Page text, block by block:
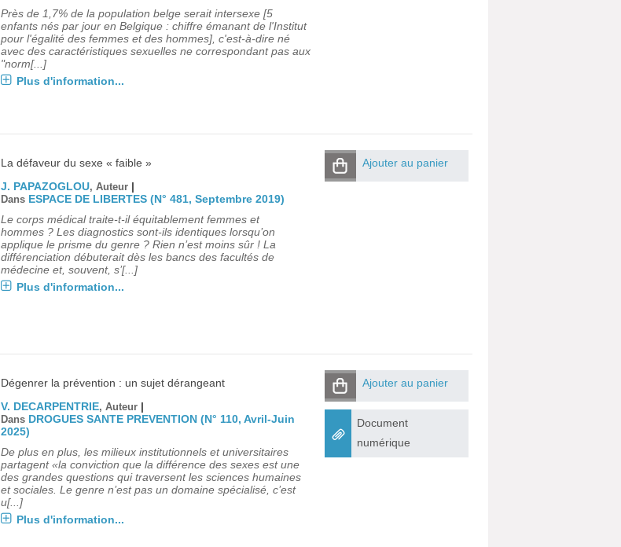
Près de 1,7% de la population belge serait intersexe [5
enfants nés par jour en Belgique : chiffre émanant de l'Institut
pour l'égalité des femmes et des hommes], c'est-à-dire né
avec des caractéristiques sexuelles ne correspondant pas aux
"norm[...]
Plus d'information...
La défaveur du sexe « faible »
J. PAPAZOGLOU, Auteur |
Dans ESPACE DE LIBERTES (N° 481, Septembre 2019)
Le corps médical traite-t-il équitablement femmes et
hommes ? Les diagnostics sont-ils identiques lorsqu’on
applique le prisme du genre ? Rien n’est moins sûr ! La
différenciation débuterait dès les bancs des facultés de
médecine et, souvent, s’[...]
Plus d'information...
Ajouter au panier
Dégenrer la prévention : un sujet dérangeant
V. DECARPENTRIE, Auteur |
Dans DROGUES SANTE PREVENTION (N° 110, Avril-Juin
2025)
De plus en plus, les milieux institutionnels et universitaires
partagent «la conviction que la différence des sexes est une
des grandes questions qui traversent les sciences humaines
et sociales. Le genre n’est pas un domaine spécialisé, c’est
u[...]
Plus d'information...
Ajouter au panier
Document
numérique